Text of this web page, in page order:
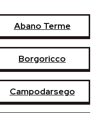
Abano Terme
Borgoricco
Campodarsego